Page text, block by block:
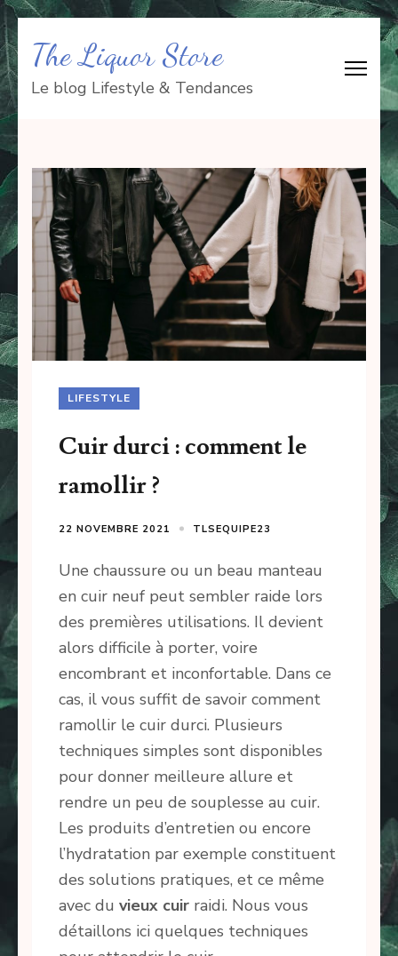
Aller
au
contenu
(Pressez
Entrée)
The Liquor Store
Le blog Lifestyle & Tendances
LIFESTYLE
Cuir durci : comment le
ramollir ?
22 NOVEMBRE 2021 TLSEQUIPE23
Une chaussure ou un beau manteau
en cuir neuf peut sembler raide lors
des premières utilisations. Il devient
alors difficile à porter, voire
encombrant et inconfortable. Dans ce
cas, il vous suffit de savoir comment
ramollir le cuir durci. Plusieurs
techniques simples sont disponibles
pour donner meilleure allure et
rendre un peu de souplesse au cuir.
Les produits d’entretien ou encore
l’hydratation par exemple constituent
des solutions pratiques, et ce même
avec du vieux cuir raidi. Nous vous
détaillons ici quelques techniques